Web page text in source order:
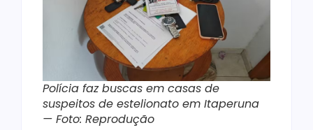
Polícia faz buscas em casas de
suspeitos de estelionato em Itaperuna
— Foto: Reprodução